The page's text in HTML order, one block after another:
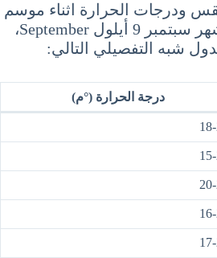
ودرجات الحرارة اثناء موسم
السياحة في أوكرانيا شهر سبتمبر 9 أيلول September،
شبه التفصيلي التالي:
درجة الحرارة (°م)